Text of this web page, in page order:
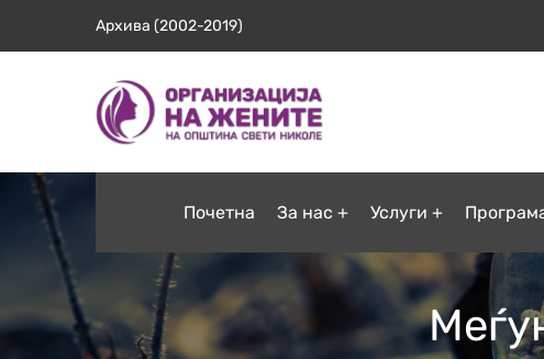
Архива (2002-2019)
Почетна За нас Услуги